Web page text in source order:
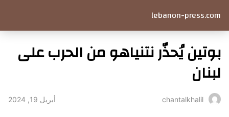
lebanon-press.com
بوتين يُحذّر نتنياهو من الحرب على
لبنان
chantalkhalil أبريل 19, 2024